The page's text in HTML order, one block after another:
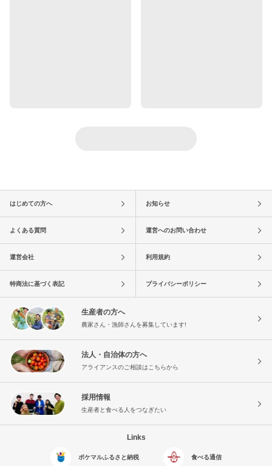
はじめての方へ お知らせ
よくある質問 運営へのお問い合わせ
運営会社 利用規約
特商法に基づく表記 プライバシーポリシー
生産者の方へ
農家さん・漁師さんを募集しています!
法人・自治体の方へ
アライアンスのご相談はこちらから
採用情報
生産者と食べる人をつなぎたい
Links
ポケマルふるさと納税 食べる通信